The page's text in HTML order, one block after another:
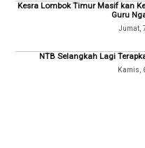
Kesra Lombok Timur Masif kan
Guru
Jumat,
NTB Selangkah Lagi
Kamis,